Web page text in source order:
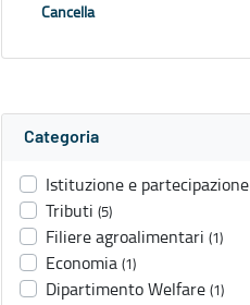
Cancella
Categoria
Istituzione e partecipazione
Tributi (5)
Filiere agroalimentari (1)
Economia (1)
Dipartimento Welfare (1)